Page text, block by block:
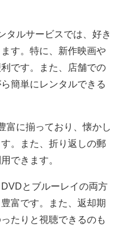
タルサービスでは、好き
す。特に、新作映画や
です。また、店舗での
簡単にレンタルできる
富に揃っており、懐かし
。また、折り返しの郵
できます。
とブルーレイの両方
富です。また、返却期
たりと視聴できるのも